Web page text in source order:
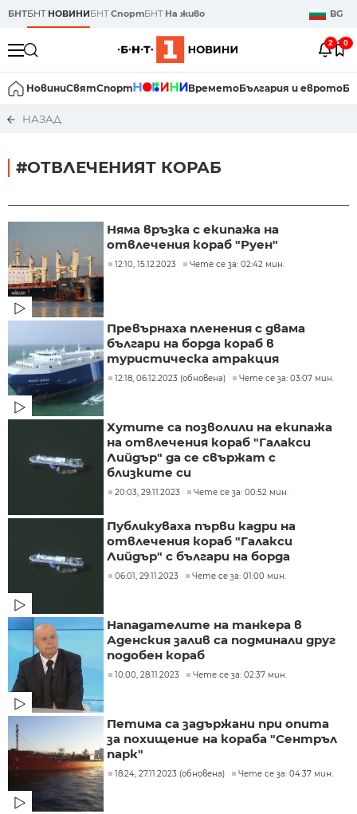
БНТБНТ НОВИНИБНТСпортБНТ На живо BG
2 0
НовиниСвятСпорт ВреметоБългария и еврото
НАЗАД
#ОТВЛЕЧЕНИЯТ КОРАБ
Няма връзка с екипажа на
отвлечения кораб "Руен"
12:10, 15.12.2023 Чете се за: 02:42 мин.
Превърнаха пленения с двама
българи на борда кораб в
туристическа атракция
12:18, 06.12.2023 (обновена) Чете се за: 03:07 мин.
Хутите са позволили на екипажа
на отвлечения кораб "Галакси
Лийдър" да се свържат с
близките си
20:03, 29.11.2023 Чете се за: 00:52 мин.
Публикуваха първи кадри на
отвлечения кораб "Галакси
Лийдър" с българи на борда
06:01, 29.11.2023 Чете се за: 01:00 мин.
Нападателите на танкера в
Аденския залив са подминали друг
подобен кораб
10:00, 28.11.2023 Чете се за: 02:37 мин.
Петима са задържани при опита
за похищение на кораба "Сентръл
парк"
18:24, 27.11.2023 (обновена) Чете се за: 04:37 мин.